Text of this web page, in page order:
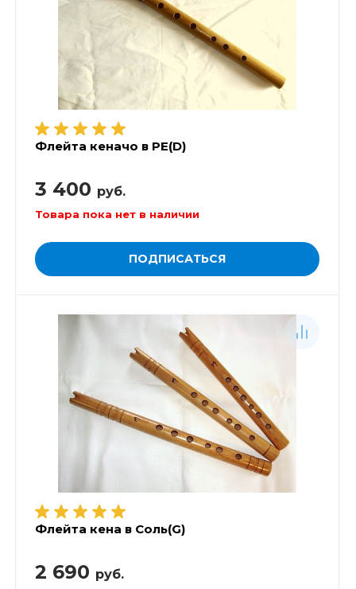
Флейта кеначо в РЕ(D)
3 400 руб.
Товара пока нет в наличии
ПОДПИСАТЬСЯ
Флейта кена в Соль(G)
2 690 руб.